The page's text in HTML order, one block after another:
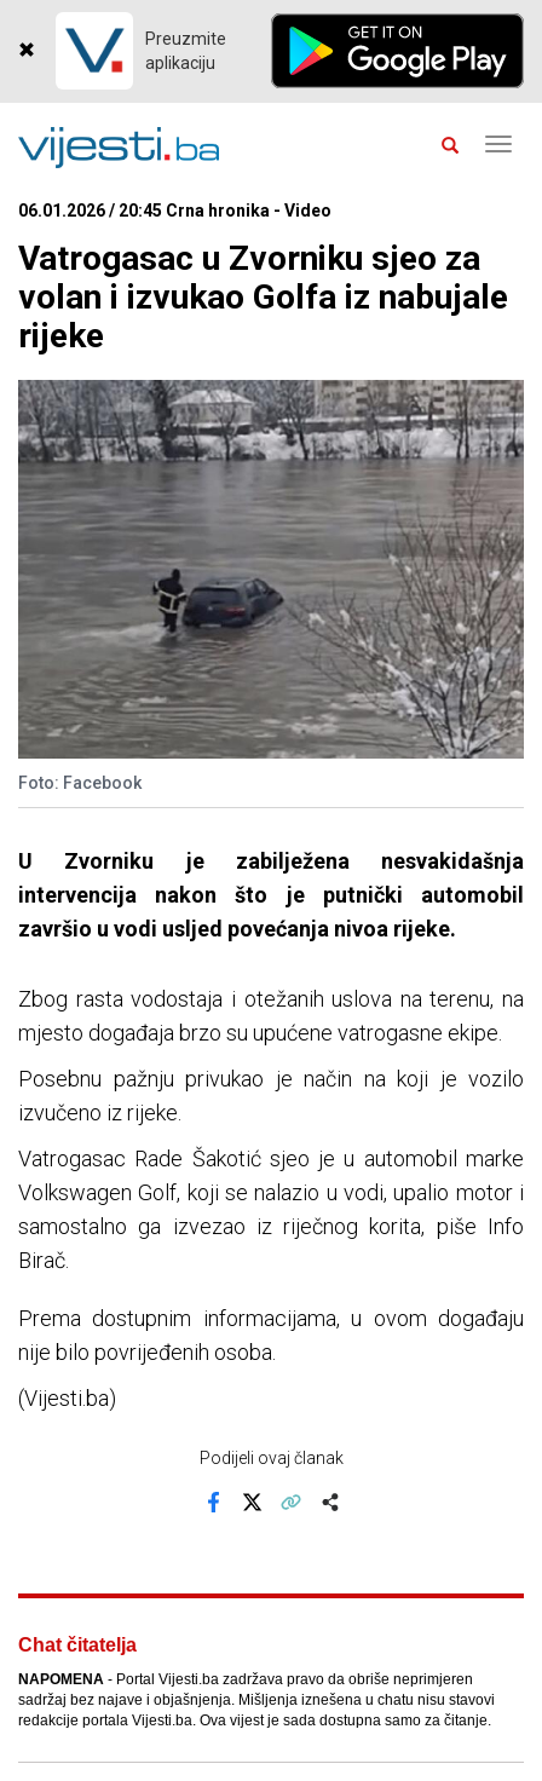
Preuzmite
aplikaciju
06.01.2026 / 20:45 Crna hronika - Video
Vatrogasac u Zvorniku sjeo za
volan i izvukao Golfa iz nabujale
rijeke
Foto: Facebook
U Zvorniku je zabilježena nesvakidašnja
intervencija nakon što je putnički automobil
završio u vodi usljed povećanja nivoa rijeke.
Zbog rasta vodostaja i otežanih uslova na terenu, na
mjesto događaja brzo su upućene vatrogasne ekipe.
Posebnu pažnju privukao je način na koji je vozilo
izvučeno iz rijeke.
Vatrogasac Rade Šakotić sjeo je u automobil marke
Volkswagen Golf, koji se nalazio u vodi, upalio motor i
samostalno ga izvezao iz riječnog korita, piše Info
Birač.
Prema dostupnim informacijama, u ovom događaju
nije bilo povrijeđenih osoba.
(Vijesti.ba)
Podijeli ovaj članak
Chat čitatelja
NAPOMENA - Portal Vijesti.ba zadržava pravo da obriše neprimjeren
sadržaj bez najave i objašnjenja. Mišljenja iznešena u chatu nisu stavovi
redakcije portala Vijesti.ba. Ova vijest je sada dostupna samo za čitanje.